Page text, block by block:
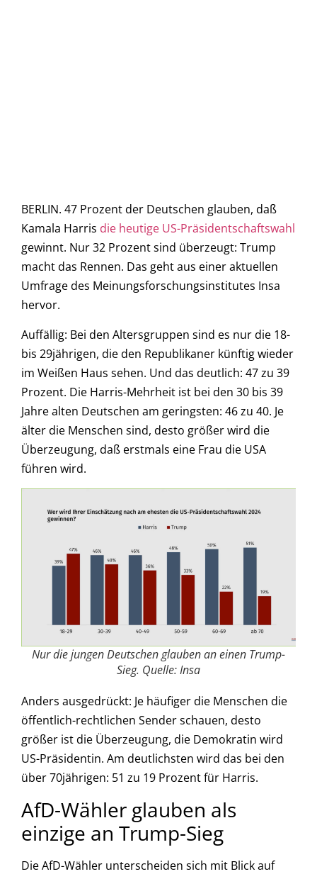
BERLIN. 47 Prozent der Deutschen glauben, daß
Kamala Harris die heutige US-Präsidentschaftswahl
gewinnt. Nur 32 Prozent sind überzeugt: Trump
macht das Rennen. Das geht aus einer aktuellen
Umfrage des Meinungsforschungsinstitutes Insa
hervor.
Auffällig: Bei den Altersgruppen sind es nur die 18-
bis 29jährigen, die den Republikaner künftig wieder
im Weißen Haus sehen. Und das deutlich: 47 zu 39
Prozent. Die Harris-Mehrheit ist bei den 30 bis 39
Jahre alten Deutschen am geringsten: 46 zu 40. Je
älter die Menschen sind, desto größer wird die
Überzeugung, daß erstmals eine Frau die USA
führen wird.
Nur die jungen Deutschen glauben an einen Trump-
Sieg. Quelle: Insa
Anders ausgedrückt: Je häufiger die Menschen die
öffentlich-rechtlichen Sender schauen, desto
größer ist die Überzeugung, die Demokratin wird
US-Präsidentin. Am deutlichsten wird das bei den
über 70jährigen: 51 zu 19 Prozent für Harris.
AfD-Wähler glauben als
einzige an Trump-Sieg
Die AfD-Wähler unterscheiden sich mit Blick auf